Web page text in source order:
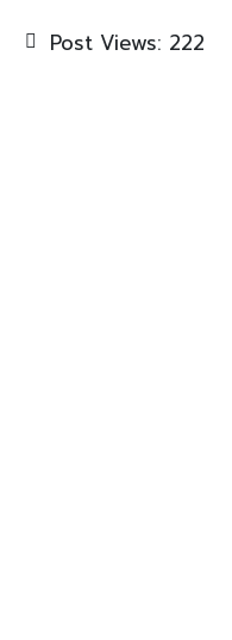
Post Views: 222